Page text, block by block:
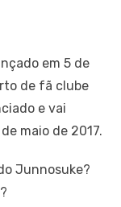
em 5 de
de fã clube
e vai
maio de 2017.
Junnosuke?